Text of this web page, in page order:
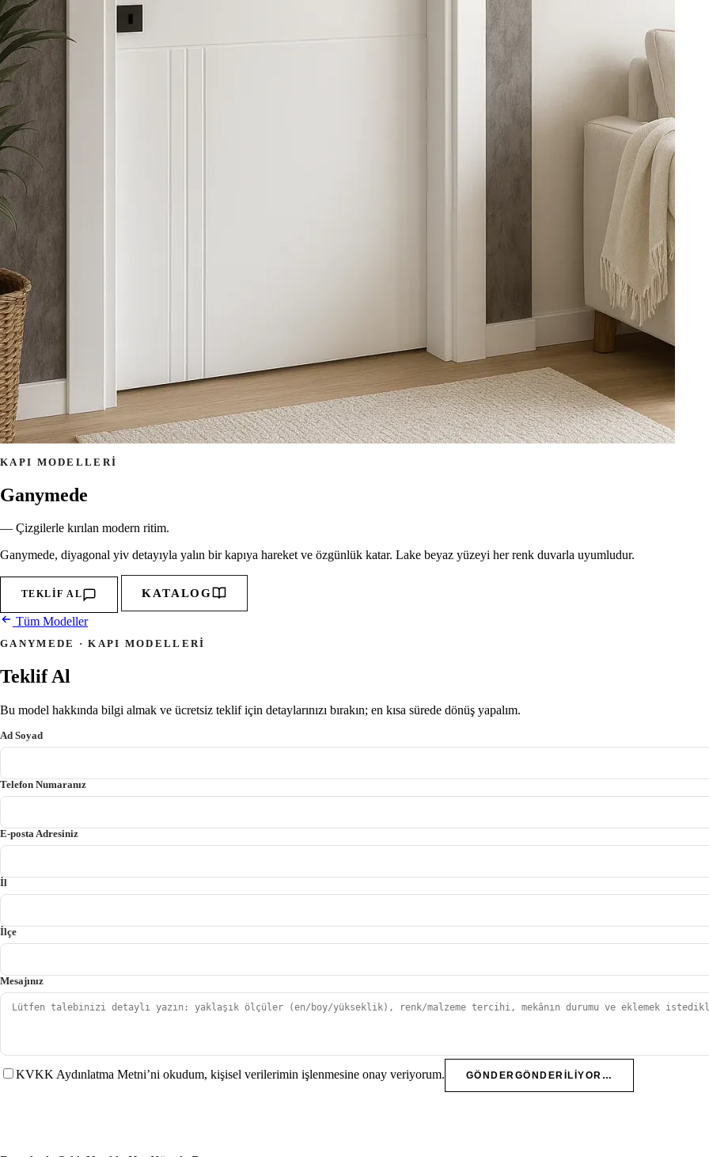
KAPI MODELLERI
Ganymede
— Çizgilerle kırılan modern ritim.
Ganymede, diyagonal yiv detayıyla yalın bir kapıya hareket ve özgünlük katar. Lake beyaz yüzeyi her renk duvarla uyumludur.
TEKLIF AL KATALOG
Tüm Modeller
GANYMEDE · KAPI MODELLERI
Teklif Al
Bu model hakkında bilgi almak ve ücretsiz teklif için detaylarınızı bırakın; en kısa sürede dönüş yapalım.
Ad Soyad
Telefon Numaranız
E-posta Adresiniz
İl
İlçe
Mesajınız
KVKK Aydınlatma Metni’ni okudum, kişisel verilerimin işlenmesine onay veriyorum. GÖNDER GÖNDERILIYOR…